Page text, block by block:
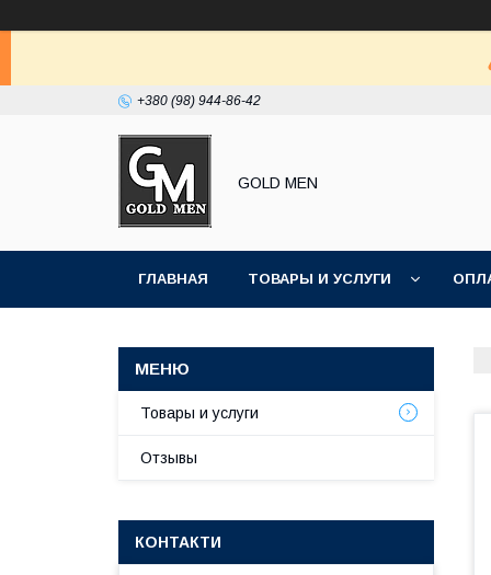
+380 (98) 944-86-42
GOLD MEN
ГЛАВНАЯ ТОВАРЫ И УСЛУГИ
Товары и услуги
Отзывы
КОНТАКТИ